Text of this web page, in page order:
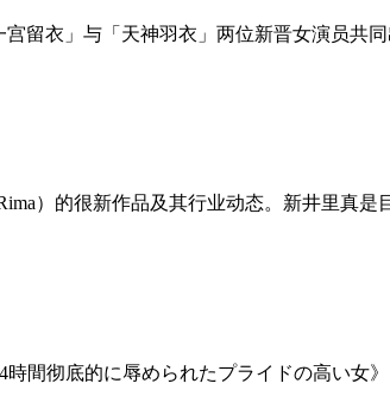
留衣」与「天神羽衣」两位新晋女演员共
）的很新作品及其行业动态。新井里真
間彻底的に辱められたプライドの高い女